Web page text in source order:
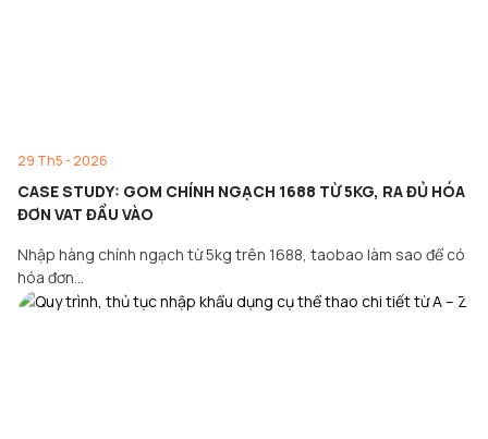
29 Th5 - 2026
CASE STUDY: GOM CHÍNH NGẠCH 1688 TỪ 5KG, RA ĐỦ HÓA
ĐƠN VAT ĐẦU VÀO
Nhập hàng chính ngạch từ 5kg trên 1688, taobao làm sao để có
hóa đơn…